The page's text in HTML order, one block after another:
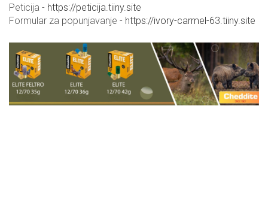
Peticija - https://peticija.tiiny.site
Formular za popunjavanje - https://ivory-carmel-63.tiiny.site